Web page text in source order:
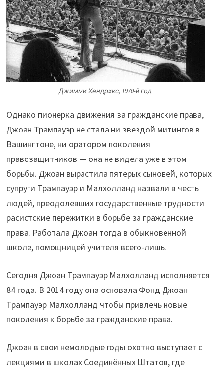
Джимми Хендрикс, 1970-й год
Однако пионерка движения за гражданские права,
Джоан Трампауэр не стала ни звездой митингов в
Вашингтоне, ни оратором поколения
правозащитников — она не видела уже в этом
борьбы. Джоан вырастила пятерых сыновей, которых
супруги Трампауэр и Малхолланд назвали в честь
людей, преодолевших государственные трудности
расистские пережитки в борьбе за гражданские
права. Работала Джоан тогда в обыкновенной
школе, помощницей учителя всего-лишь.
Сегодня Джоан Трампауэр Малхолланд исполняется
84 года. В 2014 году она основала Фонд Джоан
Трампауэр Малхолланд чтобы привлечь новые
поколения к борьбе за гражданские права.
Джоан в свои немолодые годы охотно выступает с
лекциями в школах Соединённых Штатов, где